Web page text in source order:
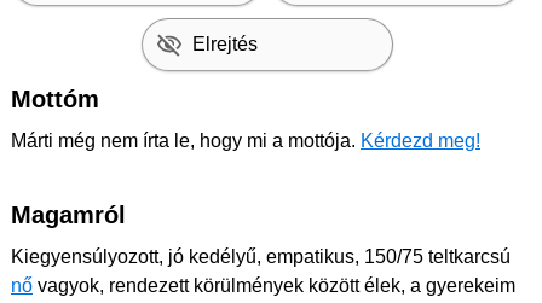
Elrejtés
Mottóm
Márti még nem írta le, hogy mi a mottója. Kérdezd meg!
Magamról
Kiegyensúlyozott, jó kedélyű, empatikus, 150/75 teltkarcsú
nő vagyok, rendezett körülmények között élek, a gyerekeim